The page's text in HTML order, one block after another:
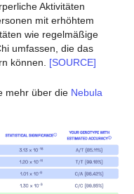
Aktivitäten
mit erhöhtem
wie regelmäßige
umfassen, die das
können. [SOURCE]
mehr über die Nebula